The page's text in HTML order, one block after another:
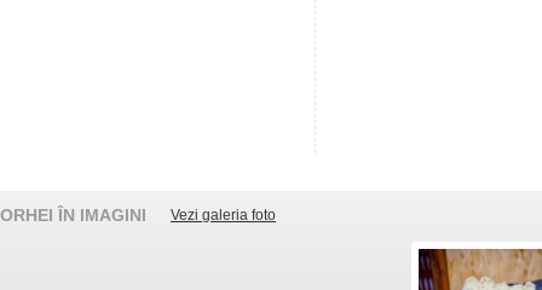
ORHEI ÎN IMAGINI Vezi galeria foto